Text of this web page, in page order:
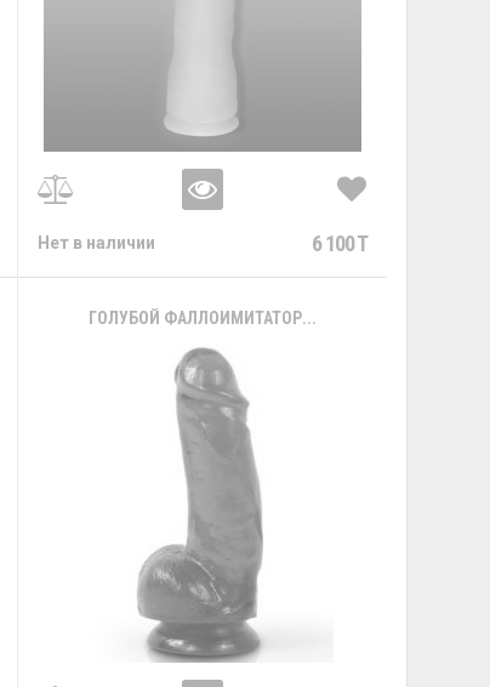
Нет в наличии 6 100 T
ГОЛУБОЙ ФАЛЛОИМИТАТОР...